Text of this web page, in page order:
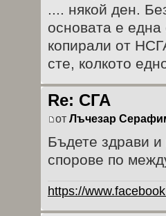
.... някой ден.
основата е
копирали от
сте, колкото
Re: СГА
от Лъчезар
Бъдете здрави и
спорове по
https://